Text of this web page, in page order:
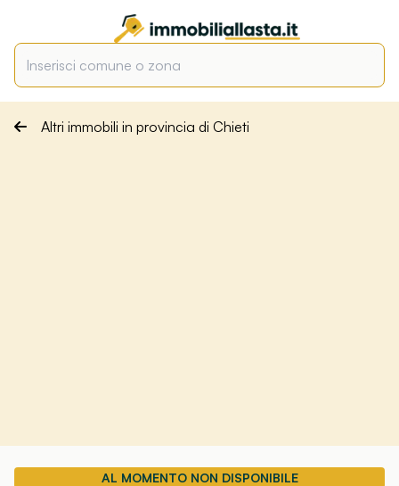
Altri immobili in provincia di Chieti
AL MOMENTO NON DISPONIBILE